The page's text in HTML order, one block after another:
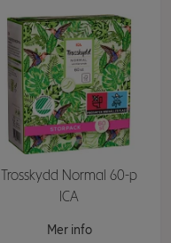
Trosskydd Normal 60-p
ICA
Mer info